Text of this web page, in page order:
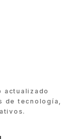
actualizado
de tecnología,